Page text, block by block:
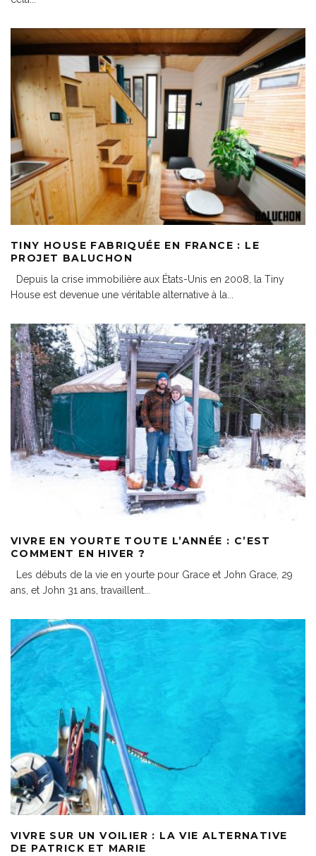
TINY HOUSE FABRIQUÉE EN FRANCE : LE
PROJET BALUCHON
Depuis la crise immobilière aux États-Unis en 2008, la Tiny
House est devenue une véritable alternative à la
VIVRE EN YOURTE TOUTE L’ANNÉE : C’EST
COMMENT EN HIVER ?
Les débuts de la vie en yourte pour Grace et John Grace, 29
ans, et John 31 ans, travaillent
VIVRE SUR UN VOILIER : LA VIE ALTERNATIVE
DE PATRICK ET MARIE